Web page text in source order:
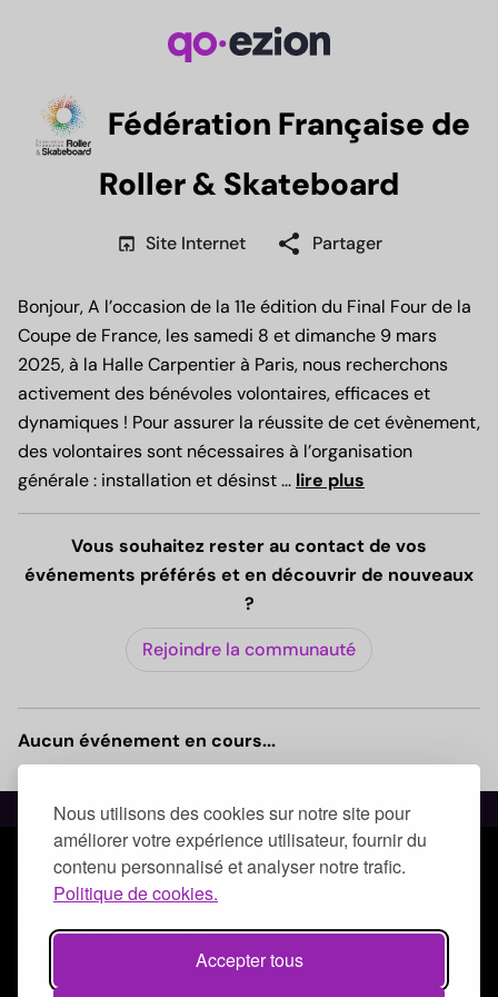
Nous utilisons des cookies sur notre site pour
améliorer votre expérience utilisateur, fournir du
contenu personnalisé et analyser notre trafic.
Politique de cookies.
Accepter tous
Fédération Française de
Roller & Skateboard
open_in_browser Site Internet share Partager
Bonjour, A l’occasion de la 11e édition du Final Four de la
Coupe de France, les samedi 8 et dimanche 9 mars
2025, à la Halle Carpentier à Paris, nous recherchons
activement des bénévoles volontaires, efficaces et
dynamiques ! Pour assurer la réussite de cet évènement,
des volontaires sont nécessaires à l’organisation
générale : installation et désinst... lire plus
Vous souhaitez rester au contact de vos
événements préférés et en découvrir de nouveaux
?
Rejoindre la communauté
Aucun événement en cours...
© Qoezion by Quick-Off
Mentions légales
Politique de confidentialité